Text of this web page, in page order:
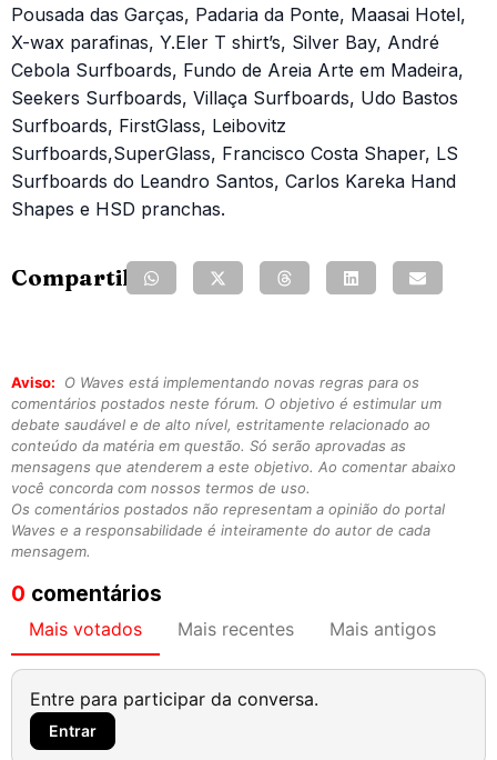
Pousada das Garças, Padaria da Ponte, Maasai Hotel,
X-wax parafinas, Y.Eler T shirt’s, Silver Bay, André
Cebola Surfboards, Fundo de Areia Arte em Madeira,
Seekers Surfboards, Villaça Surfboards, Udo Bastos
Surfboards, FirstGlass, Leibovitz
Surfboards,SuperGlass, Francisco Costa Shaper, LS
Surfboards do Leandro Santos, Carlos Kareka Hand
Shapes e HSD pranchas.
Compartilhe:
Aviso:
O Waves está implementando novas regras para os
comentários postados neste fórum. O objetivo é estimular um
debate saudável e de alto nível, estritamente relacionado ao
conteúdo da matéria em questão. Só serão aprovadas as
mensagens que atenderem a este objetivo. Ao comentar abaixo
você concorda com nossos termos de uso.
Os comentários postados não representam a opinião do portal
Waves e a responsabilidade é inteiramente do autor de cada
mensagem.
0 comentários
Mais votados Mais recentes Mais antigos
Entre para participar da conversa.
Entrar